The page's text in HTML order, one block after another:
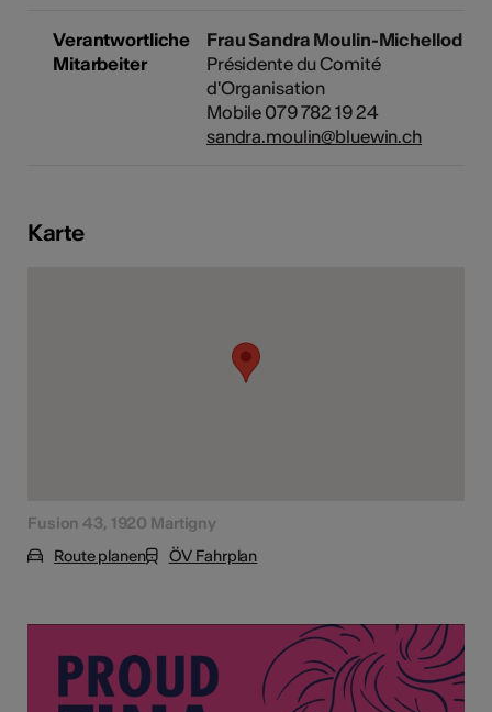
Verantwortliche
Mitarbeiter
Frau Sandra Moulin-Michellod
Présidente du Comité
d'Organisation
Mobile 079 782 19 24
sandra.moulin@bluewin.ch
Karte
Fusion 43, 1920 Martigny
Route planen
ÖV Fahrplan